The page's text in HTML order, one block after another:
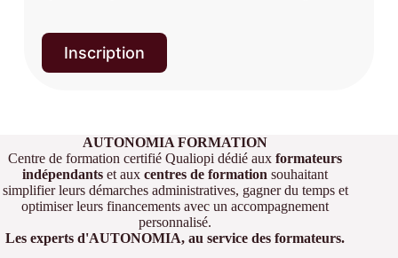
Inscription
AUTONOMIA FORMATION
Centre de formation certifié Qualiopi dédié auxformateurs
indépendantset auxcentres de formationsouhaitant
simplifier leurs démarches administratives, gagner du temps et
optimiser leurs financements avec un accompagnement
personnalisé.
Les experts d'AUTONOMIA, au service des formateurs.